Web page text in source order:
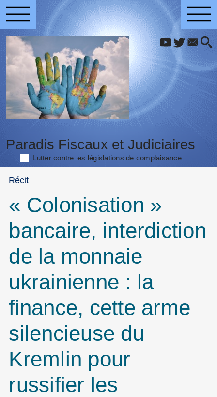
Paradis Fiscaux et Judiciaires
Lutter contre les législations de complaisance
Récit
« Colonisation »
bancaire, interdiction
de la monnaie
ukrainienne : la
finance, cette arme
silencieuse du
Kremlin pour
russifier les